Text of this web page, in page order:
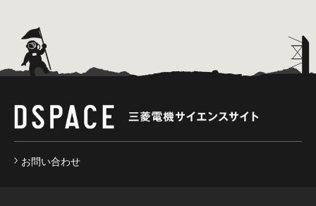
お問い合わせ